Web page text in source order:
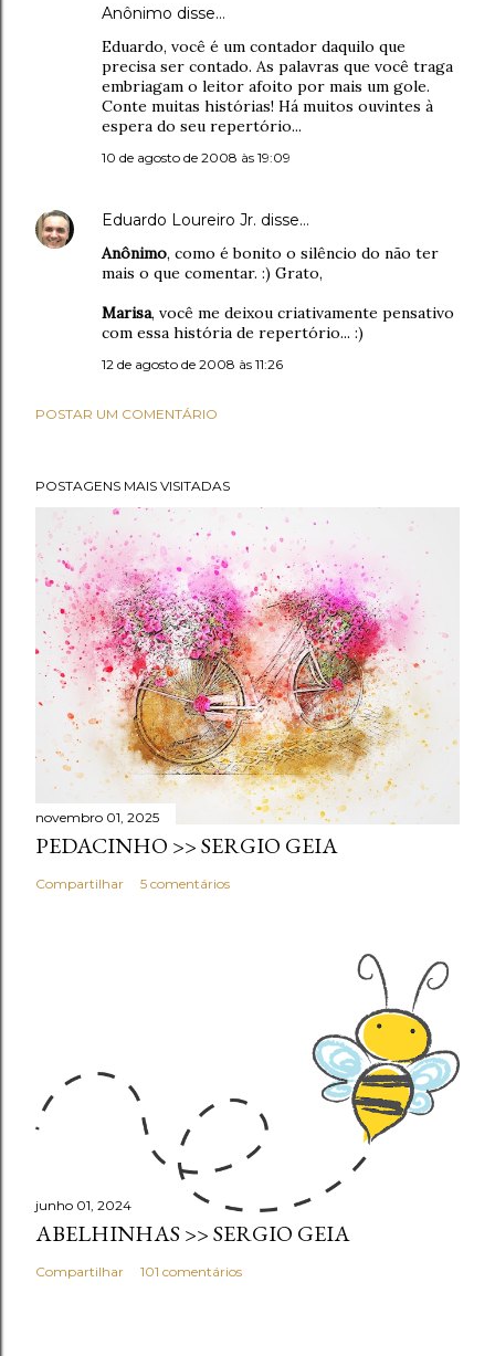
Anônimo disse…
Eduardo, você é um contador daquilo que
precisa ser contado. As palavras que você traga
embriagam o leitor afoito por mais um gole.
Conte muitas histórias! Há muitos ouvintes à
espera do seu repertório...
10 de agosto de 2008 às 19:09
Eduardo Loureiro Jr. disse…
Anônimo, como é bonito o silêncio do não ter
mais o que comentar. :) Grato,
Marisa, você me deixou criativamente pensativo
com essa história de repertório... :)
12 de agosto de 2008 às 11:26
POSTAR UM COMENTÁRIO
POSTAGENS MAIS VISITADAS
novembro 01, 2025
PEDACINHO >> SERGIO GEIA
Compartilhar 5 comentários
junho 01, 2024
ABELHINHAS >> SERGIO GEIA
Compartilhar 101 comentários